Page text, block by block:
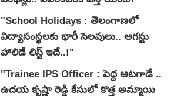
"School Holidays : తెలంగాణలో
విద్యాసంస్థలకు భారీ సెలవులు.. ఆగస్టు
హాలిడే లిస్ట్ ఇదే..!"
"Trainee IPS Officer : పెద్ద ఆటగాడే ..
ఉదయ కృష్ణా రెడ్డి కేసులో కొత్త అమ్మాయి